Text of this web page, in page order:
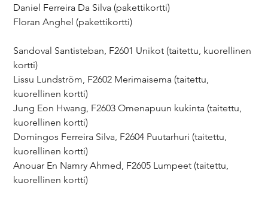
Daniel Ferreira Da Silva (pakettikortti)
Floran Anghel (pakettikortti)
Sandoval Santisteban, F2601 Unikot (taitettu, kuorellinen
kortti)
Lissu Lundström, F2602 Merimaisema (taitettu,
kuorellinen kortti)
Jung Eon Hwang, F2603 Omenapuun kukinta (taitettu,
kuorellinen kortti)
Domingos Ferreira Silva, F2604 Puutarhuri (taitettu,
kuorellinen kortti)
Anouar En Namry Ahmed, F2605 Lumpeet (taitettu,
kuorellinen kortti)